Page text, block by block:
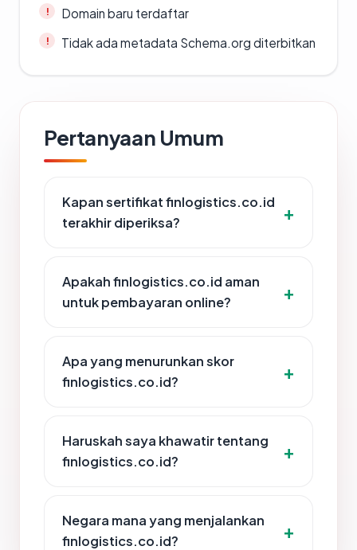
Domain baru terdaftar
Tidak ada metadata Schema.org diterbitkan
Pertanyaan Umum
Kapan sertifikat finlogistics.co.id
terakhir diperiksa?
Apakah finlogistics.co.id aman
untuk pembayaran online?
Apa yang menurunkan skor
finlogistics.co.id?
Haruskah saya khawatir tentang
finlogistics.co.id?
Negara mana yang menjalankan
finlogistics.co.id?